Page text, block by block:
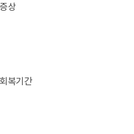
상
복기간